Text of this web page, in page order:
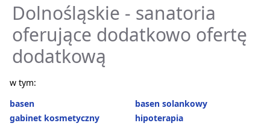
Dolnośląskie - sanatoria
oferujące dodatkowo ofertę
dodatkową
w tym:
basen
basen solankowy
gabinet kosmetyczny
hipoterapia